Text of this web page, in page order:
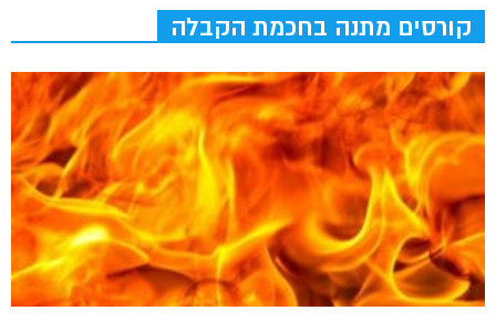
קורסים מתנה בחכמת הקבלה